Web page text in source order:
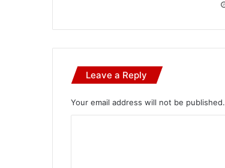
Leave a Reply
Your email address will not be published.